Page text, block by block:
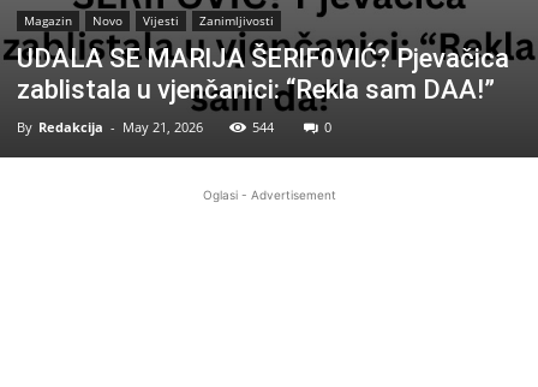
Magazin Novo Vijesti Zanimljivosti
UDALA SE MARlJA ŠERlF0VIĆ? Pjevačica
zablistala u vjenčanici: “Rekla sam DAA!”
By Redakcija - May 21, 2026 544 0
Oglasi - Advertisement